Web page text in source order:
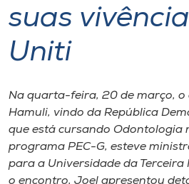
Unoesc
Internacionalização
I.nova
Diplomados
suas
Uniti
Na quarta-feira, 20 de março, o
Hamuli, vindo da República
que está cursando Odontologia
programa PEC-G, esteve
para a Universidade da Terceira
o encontro, Joel apresentou